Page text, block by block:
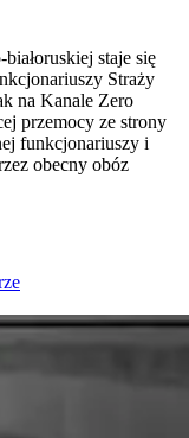
staje się
Straży
na Kanale Zero
przemocy ze strony
funkcjonariuszy i
obecny obóz